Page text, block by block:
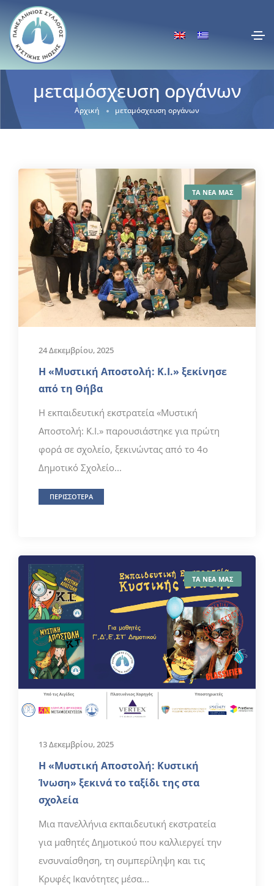
μεταμόσχευση οργάνων
Αρχική μεταμόσχευση οργάνων
ΤΑ ΝΕΑ ΜΑΣ
24 Δεκεμβρίου, 2025
Η «Μυστική Αποστολή: Κ.Ι.» ξεκίνησε
από τη Θήβα
Η εκπαιδευτική εκστρατεία «Μυστική
Αποστολή: Κ.Ι.» παρουσιάστηκε για πρώτη
φορά σε σχολείο, ξεκινώντας από το 4ο
Δημοτικό Σχολείο...
ΠΕΡΙΣΣΟΤΕΡΑ
ΤΑ ΝΕΑ ΜΑΣ
13 Δεκεμβρίου, 2025
Η «Μυστική Αποστολή: Κυστική
Ίνωση» ξεκινά το ταξίδι της στα
σχολεία
Μια πανελλήνια εκπαιδευτική εκστρατεία
για μαθητές Δημοτικού που καλλιεργεί την
ενσυναίσθηση, τη συμπερίληψη και τις
Κρυφές Ικανότητες μέσα...